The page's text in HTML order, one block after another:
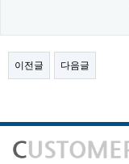
이전글 다음글